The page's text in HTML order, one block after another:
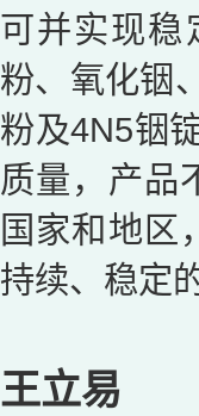
可并实现稳
粉、氧化铟
粉及4N5铟
质量，产品
国家和地区
持续、稳定
王立易